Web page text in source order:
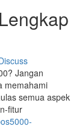
Jangan
memahami
semua aspek
fitur